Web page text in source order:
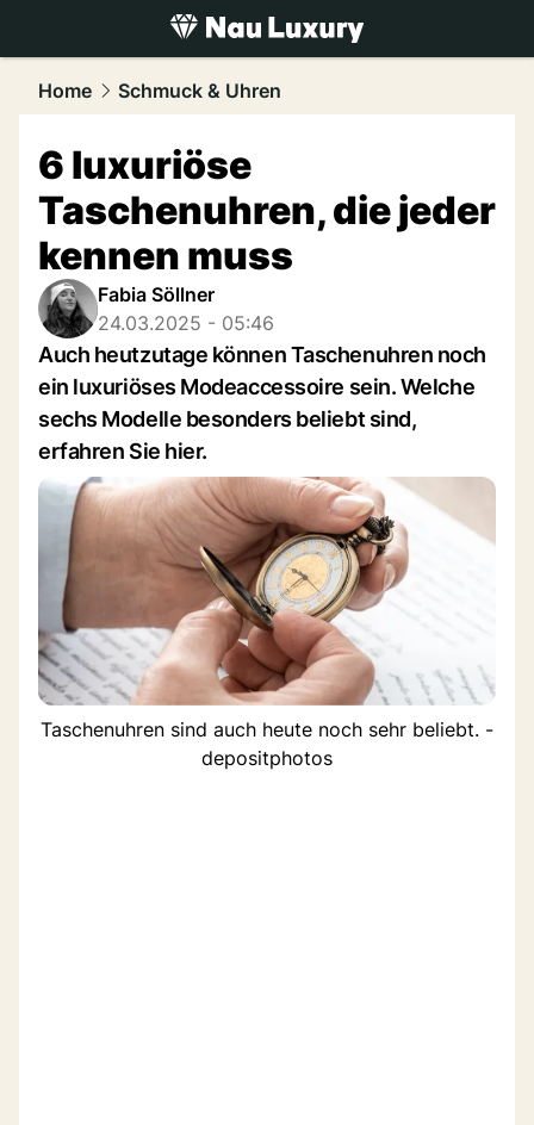
luxury.NAU.ch
Home Schmuck & Uhren
6 luxuriöse
Taschenuhren, die jeder
kennen muss
Fabia Söllner
24.03.2025 - 05:46
Auch heutzutage können Taschenuhren noch
ein luxuriöses Modeaccessoire sein. Welche
sechs Modelle besonders beliebt sind,
erfahren Sie hier.
Taschenuhren sind auch heute noch sehr beliebt. -
depositphotos